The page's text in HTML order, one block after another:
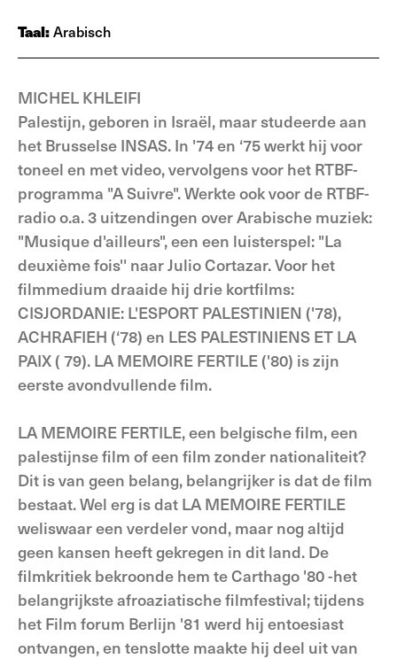
Taal:Arabisch
MICHEL KHLEIFI
Palestijn, geboren in Israël, maar studeerde aan
het Brusselse INSAS. In '74 en ‘75 werkt hij voor
toneel en met video, vervolgens voor het RTBF-
programma "A Suivre". Werkte ook voor de RTBF-
radio o.a. 3 uitzendingen over Arabische muziek:
"Musique d'ailleurs", een een luisterspel: "La
deuxième fois'' naar Julio Cortazar. Voor het
filmmedium draaide hij drie kortfilms:
CISJORDANIE: L'ESPORT PALESTINIEN ('78),
ACHRAFIEH (‘78) en LES PALESTINIENS ET LA
PAIX ( 79). LA MEMOIRE FERTILE ('80) is zijn
eerste avondvullende film.
LA MEMOIRE FERTILE, een belgische film, een
palestijnse film of een film zonder nationaliteit?
Dit is van geen belang, belangrijker is dat de film
bestaat. Wel erg is dat LA MEMOIRE FERTILE
weliswaar een verdeler vond, maar nog altijd
geen kansen heeft gekregen in dit land. De
filmkritiek bekroonde hem te Carthago '80 -het
belangrijkste afroaziatische filmfestival; tijdens
het Film forum Berlijn '81 werd hij entoesiast
ontvangen, en tenslotte maakte hij deel uit van